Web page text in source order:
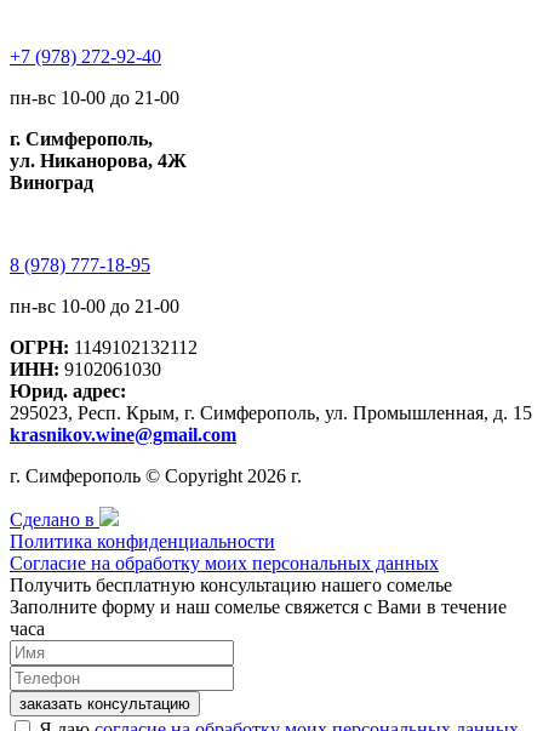
+7 (978) 272-92-40
пн-вс 10-00 до 21-00
г. Симферополь,
ул. Никанорова, 4Ж
Виноград
8 (978) 777-18-95
пн-вс 10-00 до 21-00
ОГРН: 1149102132112
ИНН: 9102061030
Юрид. адрес:
295023, Респ. Крым, г. Симферополь, ул. Промышленная, д. 15
krasnikov.wine@gmail.com
г. Симферополь © Copyright 2026 г.
Сделано в
Политика конфиденциальности
Согласие на обработку моих персональных данных
Получить бесплатную консультацию нашего сомелье
Заполните форму и наш сомелье свяжется с Вами в течение
часа
заказать консультацию